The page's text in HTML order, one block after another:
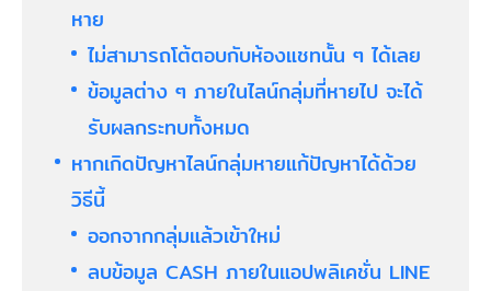
หาย
ไม่สามารถโต้ตอบกับห้องแชทนั้น ๆ ได้เลย
ข้อมูลต่าง ๆ ภายในไลน์กลุ่มที่หายไป จะได้
รับผลกระทบทั้งหมด
หากเกิดปัญหาไลน์กลุ่มหายแก้ปัญหาได้ด้วย
วิธีนี้
ออกจากกลุ่มแล้วเข้าใหม่
ลบข้อมูล CASH ภายในแอปพลิเคชั่น LINE